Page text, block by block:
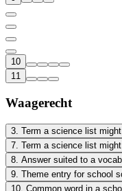
10
11
Waagerecht
3. Term a science list
7. Term a science list
8. Answer suited to a
9. Theme entry for school
10. Common word in a